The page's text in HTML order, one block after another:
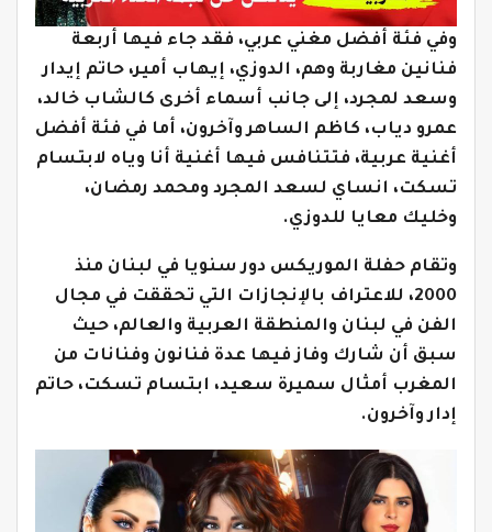
وفي فئة أفضل مغني عربي، فقد جاء فيها أربعة
فنانين مغاربة وهم، الدوزي، إيهاب أمير، حاتم إيدار
وسعد لمجرد، إلى جانب أسماء أخرى كالشاب خالد،
عمرو دياب، كاظم الساهر وآخرون، أما في فئة أفضل
أغنية عربية، فتتنافس فيها أغنية أنا وياه لابتسام
تسكت، انساي لسعد المجرد ومحمد رمضان،
وخليك معايا للدوزي.
وتقام حفلة الموريكس دور سنويا في لبنان منذ
2000، للاعتراف بالإنجازات التي تحققت في مجال
الفن في لبنان والمنطقة العربية والعالم، حيث
سبق أن شارك وفاز فيها عدة فنانون وفنانات من
المغرب أمثال سميرة سعيد، ابتسام تسكت، حاتم
إدار وآخرون.